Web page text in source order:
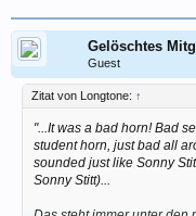
Gelöschtes
Guest
Zitat von Longtone: ↑
"...It was a bad horn! Bad
student horn, just bad all
sounded just like Sonny
Sonny Stitt)...